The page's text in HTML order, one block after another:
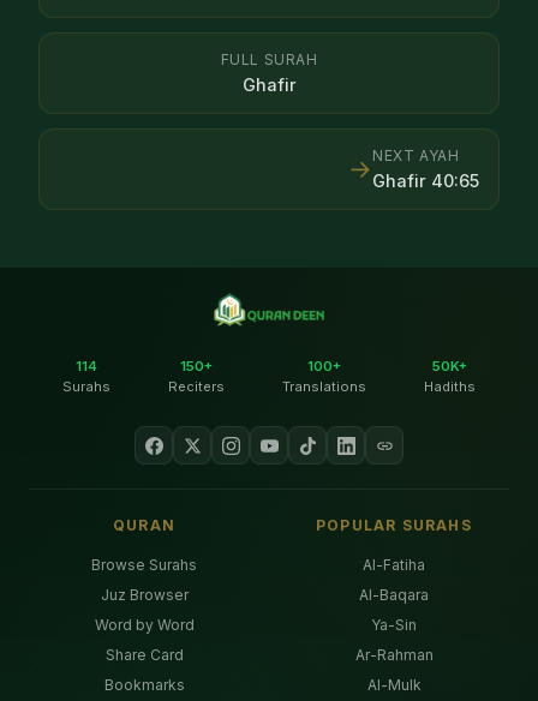
FULL SURAH
Ghafir
NEXT AYAH
Ghafir 40:65
→
114
Surahs
150+
Reciters
100+
Translations
50K+
Hadiths
QURAN
Browse Surahs
Juz Browser
Word by Word
Share Card
Bookmarks
POPULAR SURAHS
Al-Fatiha
Al-Baqara
Ya-Sin
Ar-Rahman
Al-Mulk